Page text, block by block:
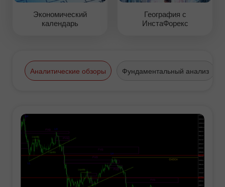
Экономический
календарь
География с
ИнстаФорекс
Аналитические обзоры Фундаментальный анализ